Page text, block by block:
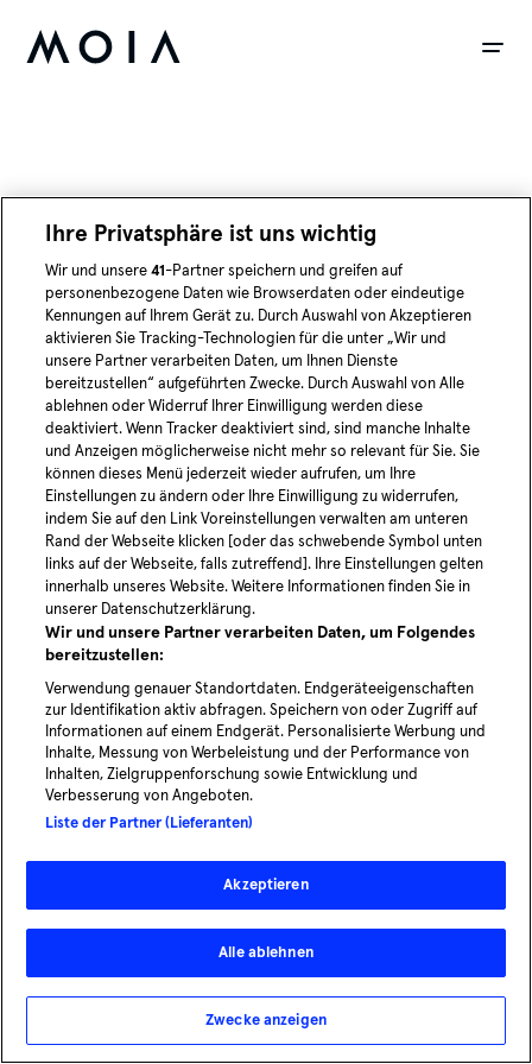
Ihre Privatsphäre ist uns wichtig
Wir und unsere41-Partner speichern und greifen auf
personenbezogene Daten wie Browserdaten oder eindeutige
Kennungen auf Ihrem Gerät zu. Durch Auswahl von Akzeptieren
aktivieren Sie Tracking-Technologien für die unter „Wir und
unsere Partner verarbeiten Daten, um Ihnen Dienste
bereitzustellen“ aufgeführten Zwecke. Durch Auswahl von Alle
ablehnen oder Widerruf Ihrer Einwilligung werden diese
deaktiviert. Wenn Tracker deaktiviert sind, sind manche Inhalte
und Anzeigen möglicherweise nicht mehr so relevant für Sie. Sie
können dieses Menü jederzeit wieder aufrufen, um Ihre
Einstellungen zu ändern oder Ihre Einwilligung zu widerrufen,
indem Sie auf den Link Voreinstellungen verwalten am unteren
Rand der Webseite klicken [oder das schwebende Symbol unten
links auf der Webseite, falls zutreffend]. Ihre Einstellungen gelten
innerhalb unseres Website. Weitere Informationen finden Sie in
unserer Datenschutzerklärung.
Wir und unsere Partner verarbeiten Daten, um Folgendes
bereitzustellen:
Verwendung genauer Standortdaten. Endgeräteeigenschaften
zur Identifikation aktiv abfragen. Speichern von oder Zugriff auf
Informationen auf einem Endgerät. Personalisierte Werbung und
Inhalte, Messung von Werbeleistung und der Performance von
Inhalten, Zielgruppenforschung sowie Entwicklung und
Verbesserung von Angeboten.
Liste der Partner (Lieferanten)
Akzeptieren
Alle ablehnen
Zwecke anzeigen